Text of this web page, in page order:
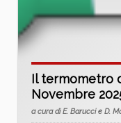
Il termometro
Novembre
a cura di E. Barucci e D.